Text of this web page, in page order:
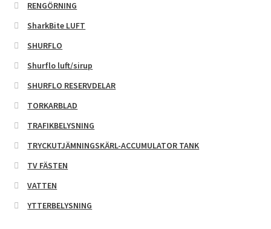
RENGÖRNING
SharkBite LUFT
SHURFLO
Shurflo luft/sirup
SHURFLO RESERVDELAR
TORKARBLAD
TRAFIKBELYSNING
TRYCKUTJÄMNINGSKÄRL-ACCUMULATOR TANK
TV FÄSTEN
VATTEN
YTTERBELYSNING